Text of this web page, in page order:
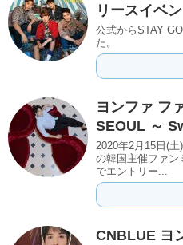
リースイベ
公式からSTAY
た。
ヨンファ フ
SEOUL ～
2020年2月15日(
の韓国主催ファン
でエントリー...
CNBLUE ヨ